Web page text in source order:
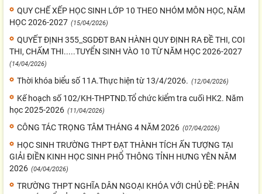
QUY CHẾ XẾP HỌC SINH LỚP 10 THEO NHÓM MÔN HỌC, NĂM
HỌC 2026-2027 (15/04/2026)
QUYẾT ĐỊNH 355_SGDĐT BAN HÀNH QUY ĐỊNH RA ĐỀ THI, COI
THI, CHẤM THI.....TUYỂN SINH VÀO 10 TỪ NĂM HỌC 2026-2027
(14/04/2026)
Thời khóa biểu số 11A.Thực hiện từ 13/4/2026. (12/04/2026)
Kế hoạch số 102/KH-THPTND.Tổ chức kiểm tra cuối HK2. Năm
học 2025-2026 (11/04/2026)
CÔNG TÁC TRỌNG TÂM THÁNG 4 NĂM 2026 (07/04/2026)
HỌC SINH TRƯỜNG THPT ĐẠT THÀNH TÍCH ẤN TƯỢNG TẠI
GIẢI ĐIỀN KINH HỌC SINH PHỔ THÔNG TỈNH HƯNG YÊN NĂM
2026 (04/04/2026)
TRƯỜNG THPT NGHĨA DÂN NGOẠI KHÓA VỚI CHỦ ĐỀ: PHÂN